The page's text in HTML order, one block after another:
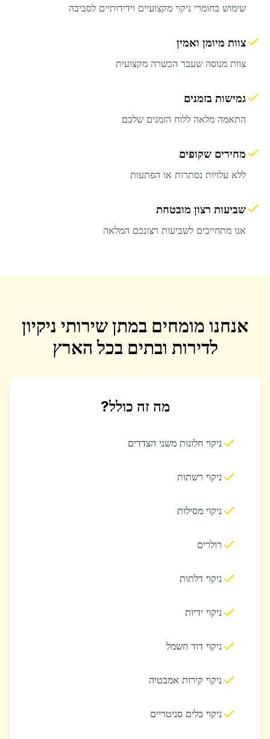
שימוש בחומרי ניקוי מקצועיים וידידותיים לסביבה
צוות מיומן ואמין
צוות מנוסה שעבר הכשרה מקצועית
גמישות בזמנים
התאמה מלאה ללוח הזמנים שלכם
מחירים שקופים
ללא עלויות נסתרות או הפתעות
שביעות רצון מובטחת
אנו מתחייבים לשביעות רצונכם המלאה
אנחנו מומחים במתן שירותי ניקיון
לדירות ובתים בכל הארץ
מה זה כולל?
ניקוי חלונות משני הצדדים
ניקוי רשתות
ניקוי מסילות
רולרים
ניקוי דלתות
ניקוי ידיות
ניקוי דוד חשמל
ניקוי קירות אמבטיה
ניקוי כלים סניטריים